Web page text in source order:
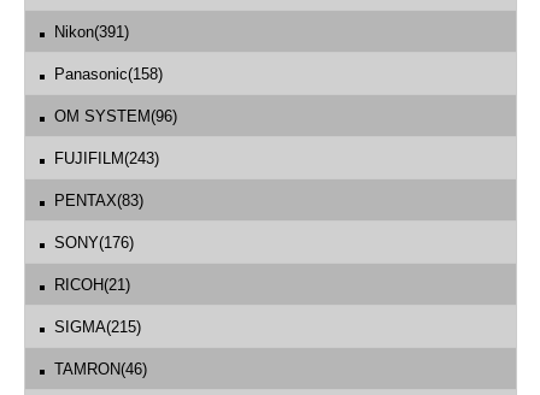
Nikon(391)
Panasonic(158)
OM SYSTEM(96)
FUJIFILM(243)
PENTAX(83)
SONY(176)
RICOH(21)
SIGMA(215)
TAMRON(46)